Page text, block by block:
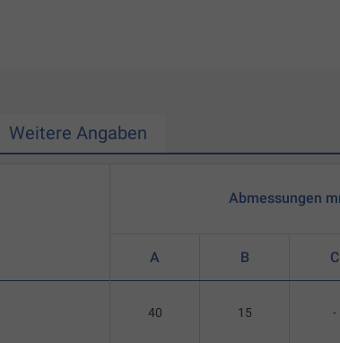
Weitere Angaben
Abmessungen
A B C
40 15 -